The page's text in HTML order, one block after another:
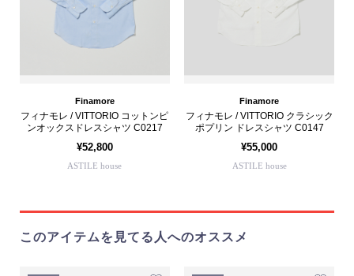
Finamore
フィナモレ / VITTORIO コットンピ
ンオックスドレスシャツ C0217
¥52,800
ASTILE house
Finamore
フィナモレ / VITTORIO クラシック
ポプリン ドレスシャツ C0147
¥55,000
ASTILE house
このアイテムを見てる人へのオススメ